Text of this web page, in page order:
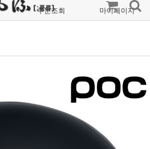
주문조회 마이페이지